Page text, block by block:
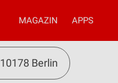
MAGAZIN APPS
10178 Berlin